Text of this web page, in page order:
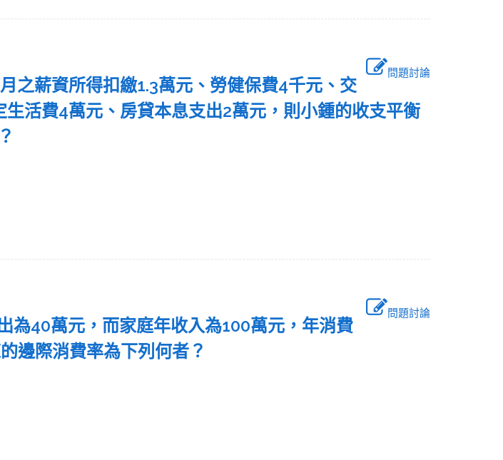
問題討論
之薪資所得扣繳1.3萬元、勞健保費4千元、交
活費4萬元、房貸本息支出2萬元，則小鍾的收支平衡
問題討論
為40萬元，而家庭年收入為100萬元，年消費
邊際消費率為下列何者？